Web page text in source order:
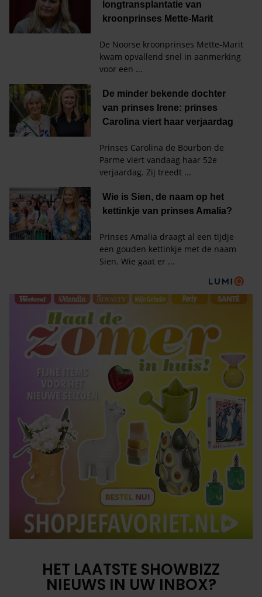
HET LAATSTE SHOWBIZZ
NIEUWS IN UW INBOX?
Met de Showbuzz-nieuwsbrief krijgt u twee keer per
week alle buzz over de showbizz en de royals in uw
mailbox.